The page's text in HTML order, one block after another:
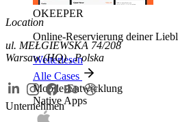
OKEEPER
Online-Reservierung deiner
Weiterlesen
Alle Cases
Mobile-Entwicklung
Native Apps
Location
ul. MEŁGIEWSKA 74/208
Warsaw (HQ) , Polska
Unternehmen